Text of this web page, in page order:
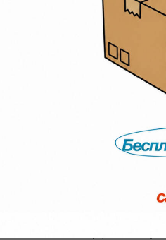
Мир.
до 17:00 по мск.
суток (в будние дни) мы отправим
до пункта выдачи СДЭК или
не должна быть в использовании,
цвет, передумали, брак.
— мы ничего не удерживаем.
посылки на нашем складе.
на месте. Ничего оформлять не нужно.